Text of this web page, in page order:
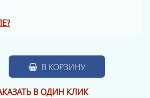
В КОРЗИНУ
В ОДИН КЛИК